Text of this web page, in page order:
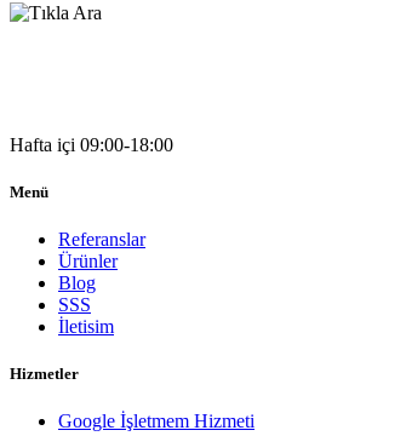
Hafta içi 09:00-18:00
Menü
Referanslar
Ürünler
Blog
SSS
İletisim
Hizmetler
Google İşletmem Hizmeti